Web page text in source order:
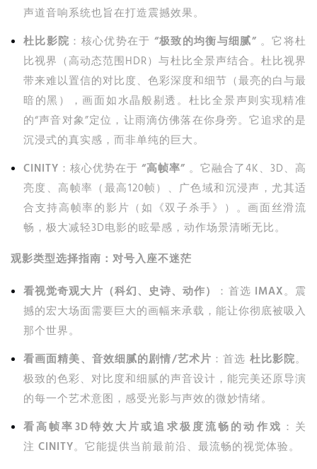
声道音响系统也旨在打造震撼效果。
杜比影院 ：核心优势在于 “极致的均衡与细腻” 。它将杜
比视界（高动态范围HDR）与杜比全景声结合。杜比视界
带来难以置信的对比度、色彩深度和细节（最亮的白与最
暗的黑），画面如水晶般剔透。杜比全景声则实现精准
的“声音对象”定位，让雨滴仿佛落在你身旁。它追求的是
沉浸式的真实感，而非单纯的巨大。
CINITY ：核心优势在于 “高帧率” 。它融合了4K、3D、高
亮度、高帧率（最高120帧）、广色域和沉浸声，尤其适
合支持高帧率的影片（如《双子杀手》）。画面丝滑流
畅，极大减轻3D电影的眩晕感，动作场景清晰无比。
观影类型选择指南：对号入座不迷茫
看视觉奇观大片（科幻、史诗、动作）
：首选 IMAX。震
撼的宏大场面需要巨大的画幅来承载，能让你彻底被吸入
那个世界。
看画面精美、音效细腻的剧情/艺术片 ：首选 杜比影院。
极致的色彩、对比度和细腻的声音设计，能完美还原导演
的每一个艺术意图，感受光影与声效的微妙情绪。
看高帧率3D特效大片或追求极度流畅的动作戏 ：关
注 CINITY。它能提供当前最前沿、最流畅的视觉体验。